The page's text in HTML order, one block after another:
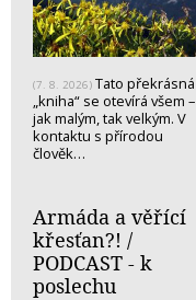
(7. 8. 2026) Tato překrásná
„kniha“ se otevírá všem –
jak malým, tak velkým. V
kontaktu s přírodou
člověk…
Armáda a věřící
křesťan?! /
PODCAST - k
poslechu